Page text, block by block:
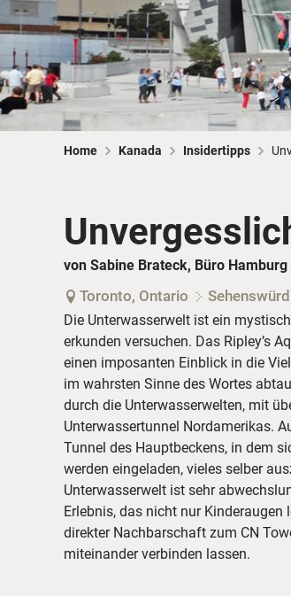
Home Kanada Insidertipps
von Sabine Brateck, Büro Hamburg
Toronto, Ontario
Die Unterwasserwelt ist ein
erkunden versuchen. Das Ripley’s
einen imposanten Einblick in die
im wahrsten Sinne des Wortes
durch die Unterwasserwelten, mit
Unterwassertunnel Nordamerikas.
Tunnel des Hauptbeckens, in dem
werden eingeladen, vieles selber
Unterwasserwelt ist sehr
Erlebnis, das nicht nur
direkter Nachbarschaft zum CN
miteinander verbinden lassen.